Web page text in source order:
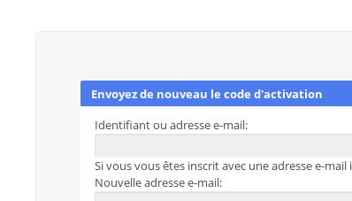
Envoyez de nouveau le code d'activation
Identifiant ou adresse e-mail:
Si vous vous êtes inscrit avec une adresse e-
Nouvelle adresse e-mail: